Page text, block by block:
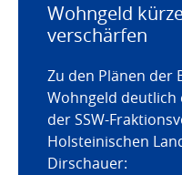
Wohngeld
verschärfen
Zu den Plänen der
Wohngeld deutlich
der SSW-
Holsteinischen
Dirschauer: